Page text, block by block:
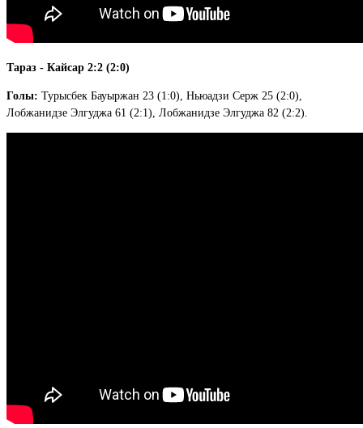
Тараз - Кайсар 2:2 (2:0)
Голы: Турысбек Бауыржан 23 (1:0), Ньюадзи Серж 25 (2:0),
Лобжанидзе Элгуджа 61 (2:1), Лобжанидзе Элгуджа 82 (2:2).